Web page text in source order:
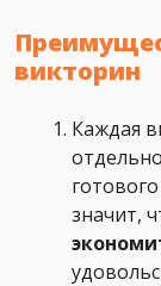
викторин
Каждая
значит,